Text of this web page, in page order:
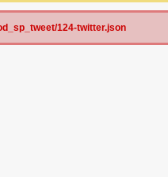
124-twitter.json